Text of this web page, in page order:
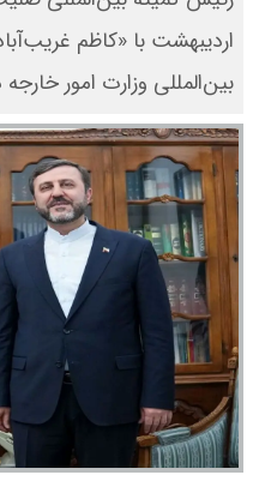
اردیبهشت با «کاظم
بین‌المللی وزارت امور